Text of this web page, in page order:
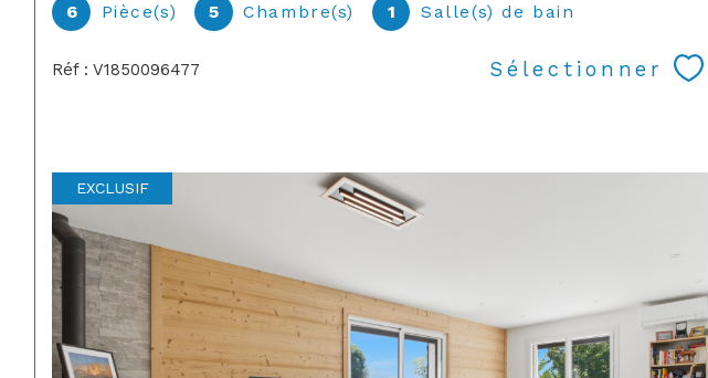
6 Pièce(s) 5 Chambre(s) 1 Salle(s) de bain
Réf : V1850096477 Sélectionner
EXCLUSIF